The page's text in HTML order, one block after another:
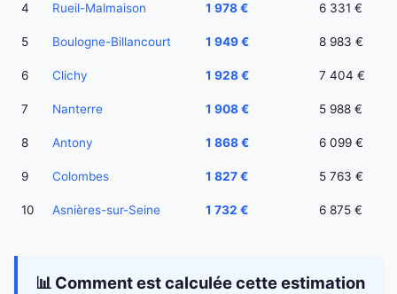
4 Rueil-Malmaison 1 978 € 6 331 €
5 Boulogne-Billancourt 1 949 € 8 983 €
6 Clichy 1 928 € 7 404 €
7 Nanterre 1 908 € 5 988 €
8 Antony 1 868 € 6 099 €
9 Colombes 1 827 € 5 763 €
10 Asnières-sur-Seine 1 732 € 6 875 €
📊 Comment est calculée cette estimation